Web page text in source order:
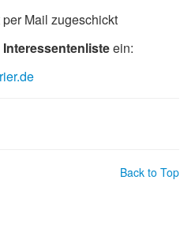
Mail zugeschickt
Interessentenlisteein:
Back to Top